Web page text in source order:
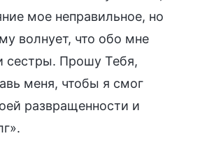
мое неправильное, но
волнует, что обо мне
сестры. Прошу Тебя,
меня, чтобы я смог
развращенности и